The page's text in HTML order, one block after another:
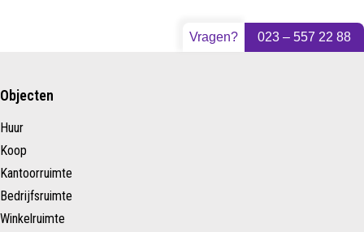
Vragen? 023 – 557 22 88
Objecten
Huur
Koop
Kantoorruimte
Bedrijfsruimte
Winkelruimte